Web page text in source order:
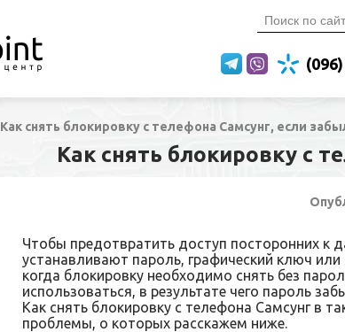
Как снять блокировку с телефона Самсунг, если
Как снять блокировку с
Чтобы предотвратить доступ посторонних к
устанавливают пароль, графический ключ
когда блокировку необходимо снять без
использоваться, в результате чего пароль
Как снять блокировку с телефона Самсунг в
проблемы, о которых расскажем ниже.